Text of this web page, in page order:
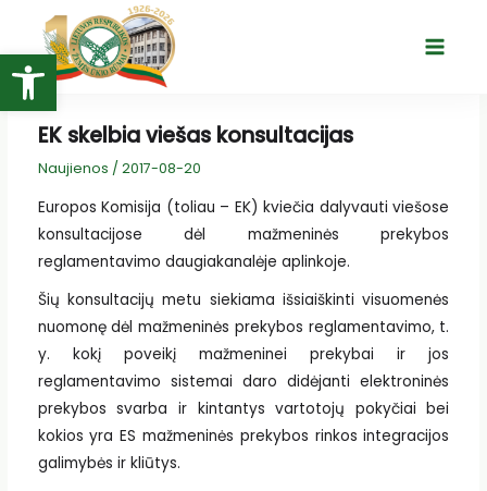
Open toolbar
turinio
Main
EK skelbia viešas konsultacijas
Naujienos / 2017-08-20
Europos Komisija (toliau – EK) kviečia dalyvauti viešose
konsultacijose dėl mažmeninės prekybos
reglamentavimo daugiakanalėje aplinkoje.
Šių konsultacijų metu siekiama išsiaiškinti visuomenės
nuomonę dėl mažmeninės prekybos reglamentavimo, t.
y. kokį poveikį mažmeninei prekybai ir jos
reglamentavimo sistemai daro didėjanti elektroninės
prekybos svarba ir kintantys vartotojų pokyčiai bei
kokios yra ES mažmeninės prekybos rinkos integracijos
galimybės ir kliūtys.